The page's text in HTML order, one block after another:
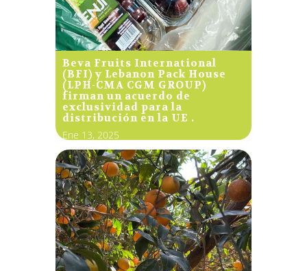
Beva Fruits International
(BFI) y Lebanon Pack House
(LPH-CMA CGM GROUP)
firman un acuerdo de
exclusividad para la
distribución en la UE .
Ene 13, 2025